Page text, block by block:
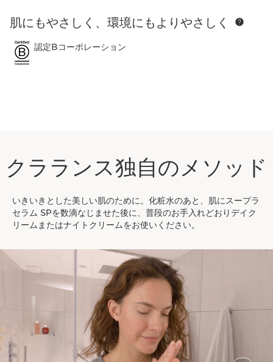
コンテンツへ移動
肌にもやさしく、環境にもよりやさしく
認定Bコーポレーション
クラランス独自のメソッド
いきいきとした美しい肌のために。化粧水のあと、肌にスープラ
セラム SPを数滴なじませた後に、普段のお手入れどおりデイク
リームまたはナイトクリームをお使いください。